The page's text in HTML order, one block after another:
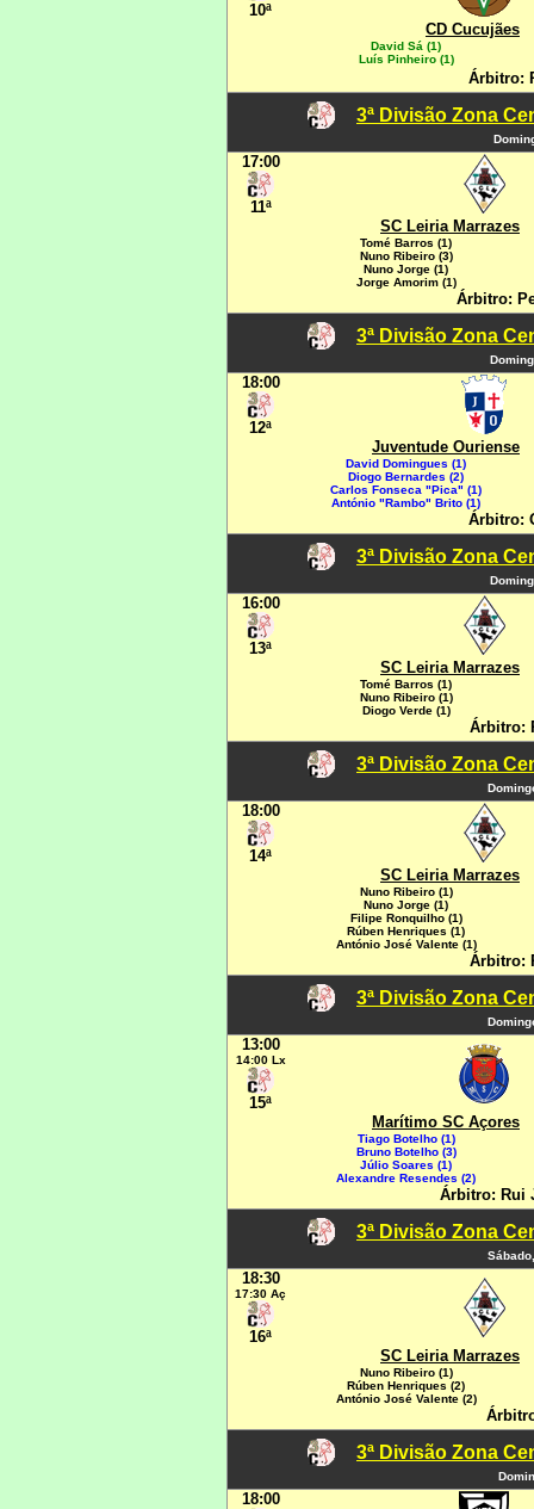
10ª
CD Cucujães
David Sá (1)
Luís Pinheiro (1)
Árbitro:
3ª Divisão Zona
17:00
11ª
SC Leiria Marrazes
Tomé Barros (1)
Nuno Ribeiro (3)
Nuno Jorge (1)
Jorge Amorim (1)
Árbitro:
3ª Divisão Zona
18:00
12ª
Juventude Ouriense
David Domingues (1)
Diogo Bernardes (2)
Carlos Fonseca "Pica" (1)
António "Rambo" Brito (1)
Árbitro:
3ª Divisão Zona
16:00
13ª
SC Leiria Marrazes
Tomé Barros (1)
Nuno Ribeiro (1)
Diogo Verde (1)
Árbitro:
3ª Divisão Zona
18:00
14ª
SC Leiria Marrazes
Nuno Ribeiro (1)
Nuno Jorge (1)
Filipe Ronquilho (1)
Rúben Henriques (1)
António José Valente (1)
Árbitro:
3ª Divisão Zona
13:00
14:00 Lx
15ª
Marítimo SC Açores
Tiago Botelho (1)
Bruno Botelho (3)
Júlio Soares (1)
Alexandre Resendes (2)
Árbitro: Rui
3ª Divisão Zona
18:30
17:30 Aç
16ª
SC Leiria Marrazes
Nuno Ribeiro (1)
Rúben Henriques (2)
António José Valente (2)
3ª Divisão Zona
18:00